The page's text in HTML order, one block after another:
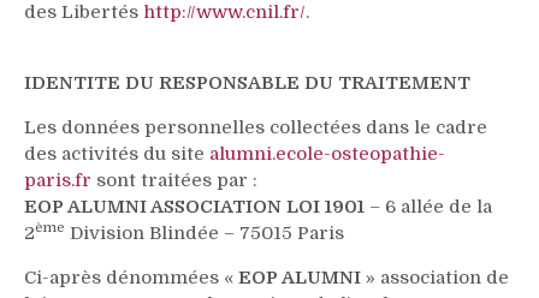
des Libertés http://www.cnil.fr/.
IDENTITE DU RESPONSABLE DU TRAITEMENT
Les données personnelles collectées dans le cadre
des activités du site alumni.ecole-osteopathie-
paris.fr sont traitées par :
EOP ALUMNI ASSOCIATION LOI 1901 – 6 allée de la
2ème Division Blindée – 75015 Paris
Ci-après dénommées « EOP ALUMNI » association de